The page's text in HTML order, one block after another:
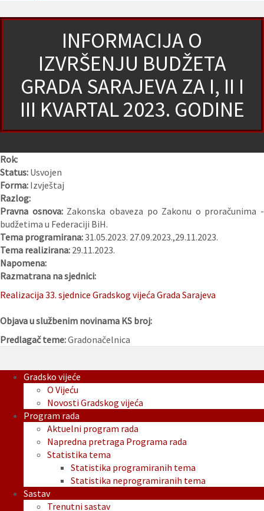
INFORMACIJA O
IZVRŠENJU BUDŽETA
GRADA SARAJEVA ZA I, II I
III KVARTAL 2023. GODINE
Rok:
Status: Usvojen
Forma: Izvještaj
Razlog:
Pravna osnova: Zakonska obaveza po Zakonu o proračunima -
budžetima u Federaciji BiH.
Tema programirana:31.05.2023. 27.09.2023.,29.11.2023.
Tema realizirana: 29.11.2023.
Napomena:
Razmatrana na sjednici:
Realizacija 33. sjednice Gradskog vijeća Grada Sarajeva
Objava u službenim novinama KS broj:
Predlagač teme:Gradonačelnica
Gradsko vijeće
O Vijeću
Novosti Gradskog vijeća
Program rada
Aktuelni program rada
Napredna pretraga Programa rada
Statistika tema
Statistika programiranih tema
Statistika neprogramiranih tema
Sastav
Trenutni sastav